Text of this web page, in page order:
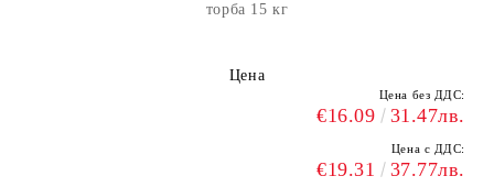
торба 15 кг
Цена
Цена без ДДС:
€16.09 31.47лв.
Цена с ДДС:
€19.31 37.77лв.